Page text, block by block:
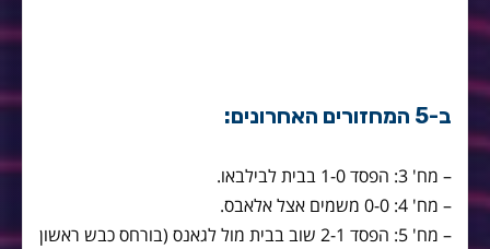
ב-5 המחזורים האחרונים:
– מח' 3: הפסד 1-0 בבית לבילבאו.
– מח' 4: 0-0 משמים אצל אלאבס.
– מח' 5: הפסד 2-1 שוב בבית מול לגאנס (בורחס כבש ראשון